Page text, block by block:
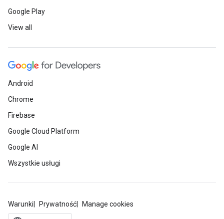
Google Play
View all
Android
Chrome
Firebase
Google Cloud Platform
Google AI
Wszystkie usługi
Warunki Prywatność Manage cookies